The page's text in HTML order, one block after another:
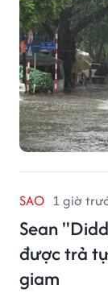
SAO 1 giờ
Sean
được trả
giam